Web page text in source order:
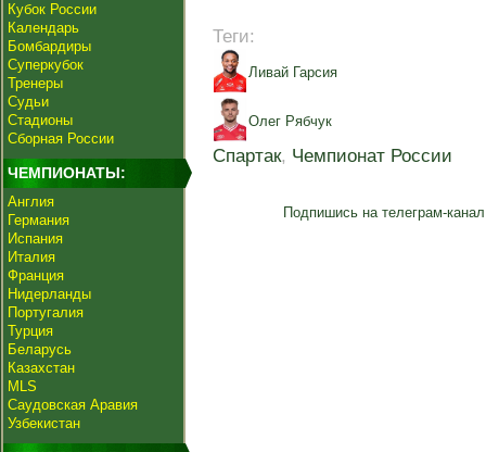
Кубок России
Календарь
Бомбардиры
Суперкубок
Тренеры
Судьи
Стадионы
Сборная России
ЧЕМПИОНАТЫ:
Англия
Германия
Испания
Италия
Франция
Нидерланды
Португалия
Турция
Беларусь
Казахстан
MLS
Саудовская Аравия
Узбекистан
Теги:
Ливай Гарсия
Олег Рябчук
Спартак, Чемпионат России
Подпишись на телеграм-